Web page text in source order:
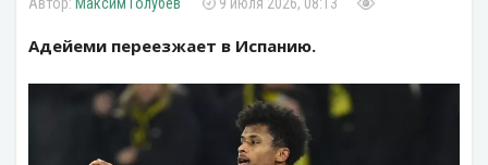
Адейеми переезжает в Испанию.